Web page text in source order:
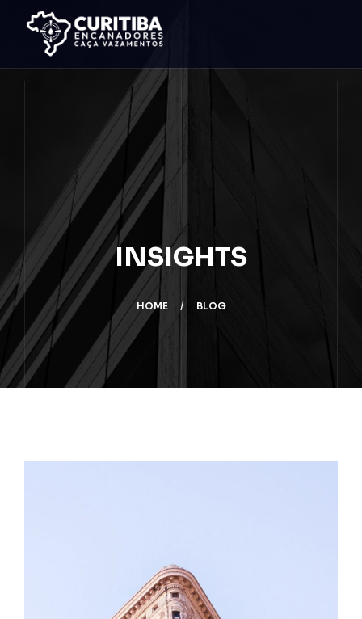
INSIGHTS
HOME BLOG